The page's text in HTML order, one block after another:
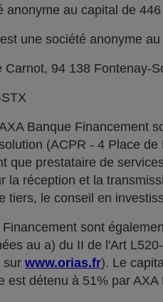
anonyme au capital de
est une société anonyme
94 138 Fontenay-
Banque Financement
(ACPR - 4 Place
que prestataire de
la réception et la
tiers, le conseil en
sont
au a) du II de l'Art
sur www.orias.fr). Le
est détenu à 51% par